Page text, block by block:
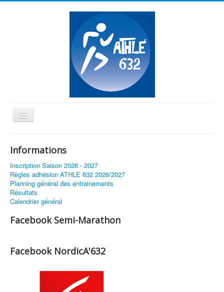
Basculer
la
Vous êtes ici :
Championnat de France de Cross à Montauban
Informations
Inscription Saison 2026 - 2027
Règles adhésion ATHLE 632 2026/2027
Planning général des entrainements
Résultats
Calendrier général
Facebook Semi-Marathon
Facebook NordicA'632